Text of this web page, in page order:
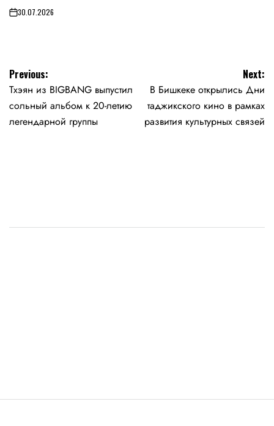
on30.07.2026
Навигация
по
записям
Previous:
Тхэян из BIGBANG выпустил
сольный альбом к 20-летию
легендарной группы
Next:
В Бишкеке открылись Дни
таджикского кино в рамках
развития культурных связей